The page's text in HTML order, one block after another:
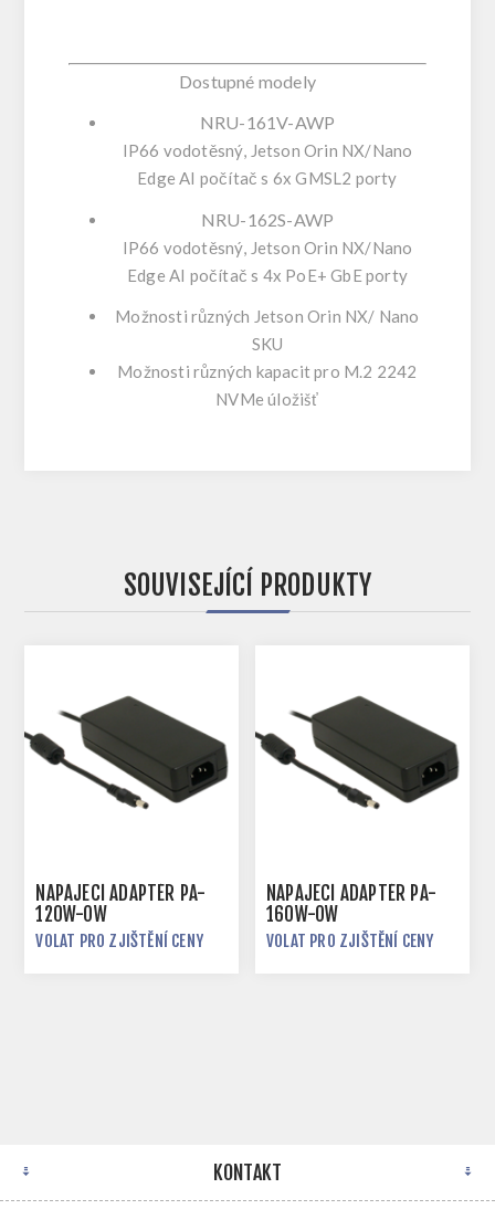
Dostupné modely
NRU-161V-AWP
IP66 vodotěsný, Jetson Orin NX/Nano
Edge AI počítač s 6x GMSL2 porty
NRU-162S-AWP
IP66 vodotěsný, Jetson Orin NX/Nano
Edge AI počítač s 4x PoE+ GbE porty
Možnosti různých Jetson Orin NX/ Nano
SKU
Možnosti různých kapacit pro M.2 2242
NVMe úložišť
SOUVISEJÍCÍ PRODUKTY
NAPÁJECÍ ADAPTÉR PA-
120W-OW
VOLAT PRO ZJIŠTĚNÍ CENY
NAPÁJECÍ ADAPTÉR PA-
160W-OW
VOLAT PRO ZJIŠTĚNÍ CENY
KONTAKT